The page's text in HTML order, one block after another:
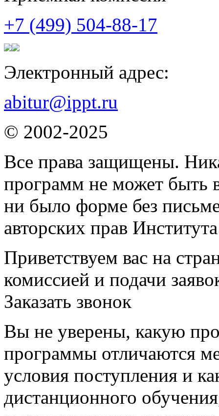
+7 (499) 504-88-17
Электронный адрес:
abitur@ippt.ru
© 2002-2025
Все права защищены.
программ не может быть
ни было форме без
авторских прав
Приветствуем вас на
комиссией и подачи
Заказать звонок
Вы не уверены, какую
программы отличаются
условия поступления и
дистанционного